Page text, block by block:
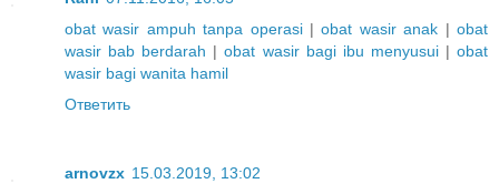
obat wasir ampuh tanpa operasi|obat wasir anak |obat
wasir bab berdarah |obat wasir bagi ibu menyusui|obat
wasir bagi wanita hamil
Ответить
arnovzx 15.03.2019, 13:02